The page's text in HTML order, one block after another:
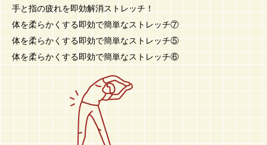
手と指の疲れを即効解消ストレッチ！
体を柔らかくする即効で簡単なストレッチ⑦
体を柔らかくする即効で簡単なストレッチ⑤
体を柔らかくする即効で簡単なストレッチ⑥